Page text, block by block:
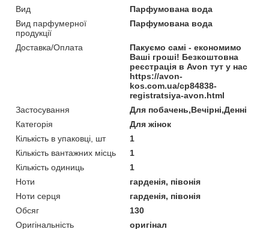
Вид
Парфумована вода
Вид парфумерної
продукції
Парфумована вода
Доставка/Оплата
Пакуємо самі - економимо
Ваші гроші! Безкоштовна
реєстрація в Avon тут у нас
https://avon-
kos.com.ua/cp84838-
registratsiya-avon.html
Застосування
Для побачень,Вечірні,Денні
Категорія
Для жінок
Кількість в упаковці, шт
1
Кількість вантажних місць
1
Кількість одиниць
1
Ноти
гарденія, півонія
Ноти серця
гарденія, півонія
Обсяг
130
Оригінальність
оригінал